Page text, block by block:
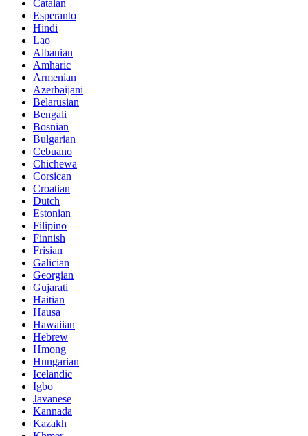
Catalan
Esperanto
Hindi
Lao
Albanian
Amharic
Armenian
Azerbaijani
Belarusian
Bengali
Bosnian
Bulgarian
Cebuano
Chichewa
Corsican
Croatian
Dutch
Estonian
Filipino
Finnish
Frisian
Galician
Georgian
Gujarati
Haitian
Hausa
Hawaiian
Hebrew
Hmong
Hungarian
Icelandic
Igbo
Javanese
Kannada
Kazakh